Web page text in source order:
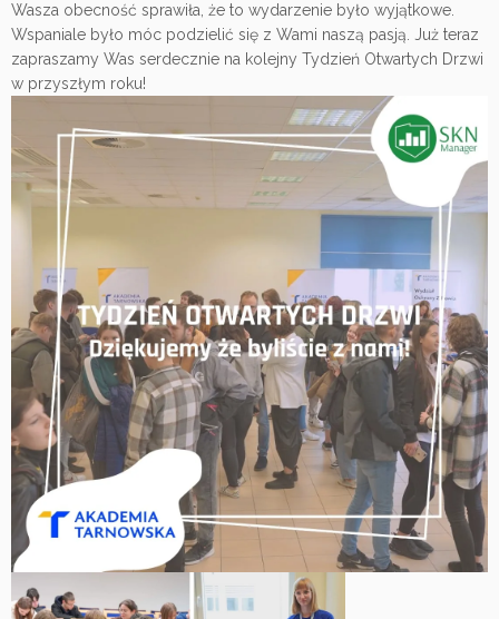
Wasza obecność sprawiła, że to wydarzenie było wyjątkowe.
Wspaniale było móc podzielić się z Wami naszą pasją. Już teraz
zapraszamy Was serdecznie na kolejny Tydzień Otwartych Drzwi
w przyszłym roku!